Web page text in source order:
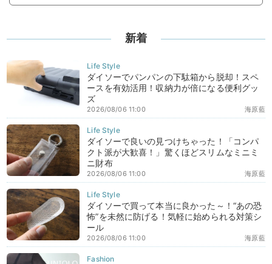
新着
ダイソーでパンパンの下駄箱から脱却！スペ
ースを有効活用！収納力が倍になる便利グッ
ズ
海原藍
2026/08/06 11:00
ダイソーで良いの見つけちゃった！「コンパ
クト派が大歓喜！」驚くほどスリムなミニミ
ニ財布
海原藍
2026/08/06 11:00
ダイソーで買って本当に良かった～！“あの恐
怖”を未然に防げる！気軽に始められる対策シ
ール
海原藍
2026/08/06 11:00